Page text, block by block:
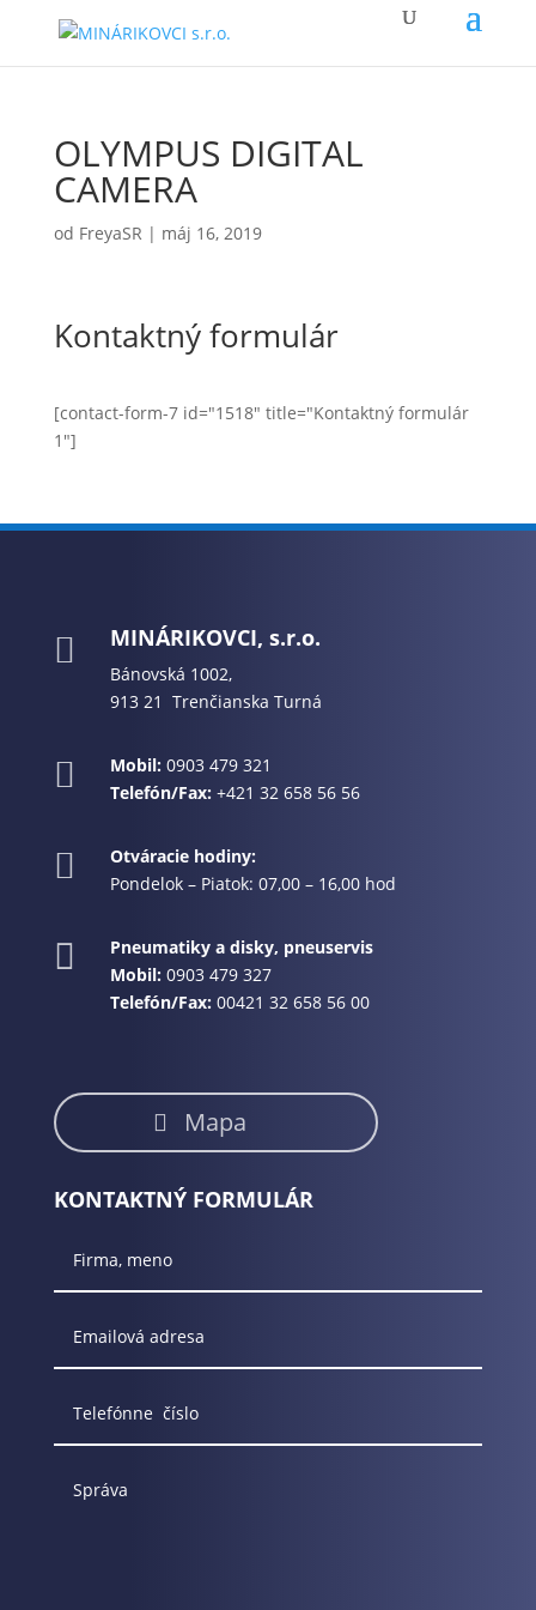
OLYMPUS DIGITAL
CAMERA
od FreyaSR | máj 16, 2019
Kontaktný formulár
[contact-form-7 id="1518" title="Kontaktný formulár
1"]
 MINÁRIKOVCI, s.r.o.
Bánovská 1002,
913 21 Trenčianska Turná
 Mobil: 0903 479 321
Telefón/Fax:+421 32 658 56 56

Otváracie hodiny:
Pondelok – Piatok: 07,00 – 16,00 hod

Pneumatiky a disky, pneuservis
Mobil: 0903 479 327
Telefón/Fax:00421 32 658 56 00
Mapa
KONTAKTNÝ FORMULÁR